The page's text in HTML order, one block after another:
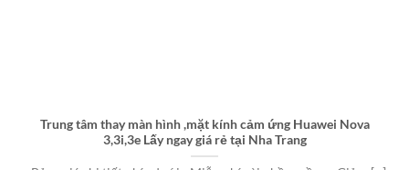
Trung tâm thay màn hình ,mặt kính cảm ứng Huawei Nova
3,3i,3e Lấy ngay giá rẻ tại Nha Trang